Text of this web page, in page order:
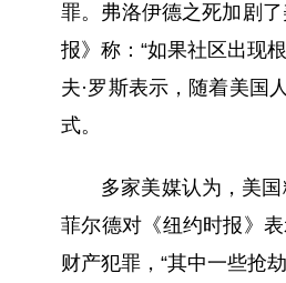
罪。弗洛伊德之死加剧
报》称：“如果社区出现
夫·罗斯表示，随着美
式。
多家美媒认为，美
菲尔德对《纽约时报》
财产犯罪，“其中一些抢